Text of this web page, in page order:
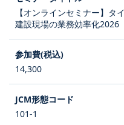
【オンラインセミナー】タ
建設現場の業務効率化2026
14,300
101-1